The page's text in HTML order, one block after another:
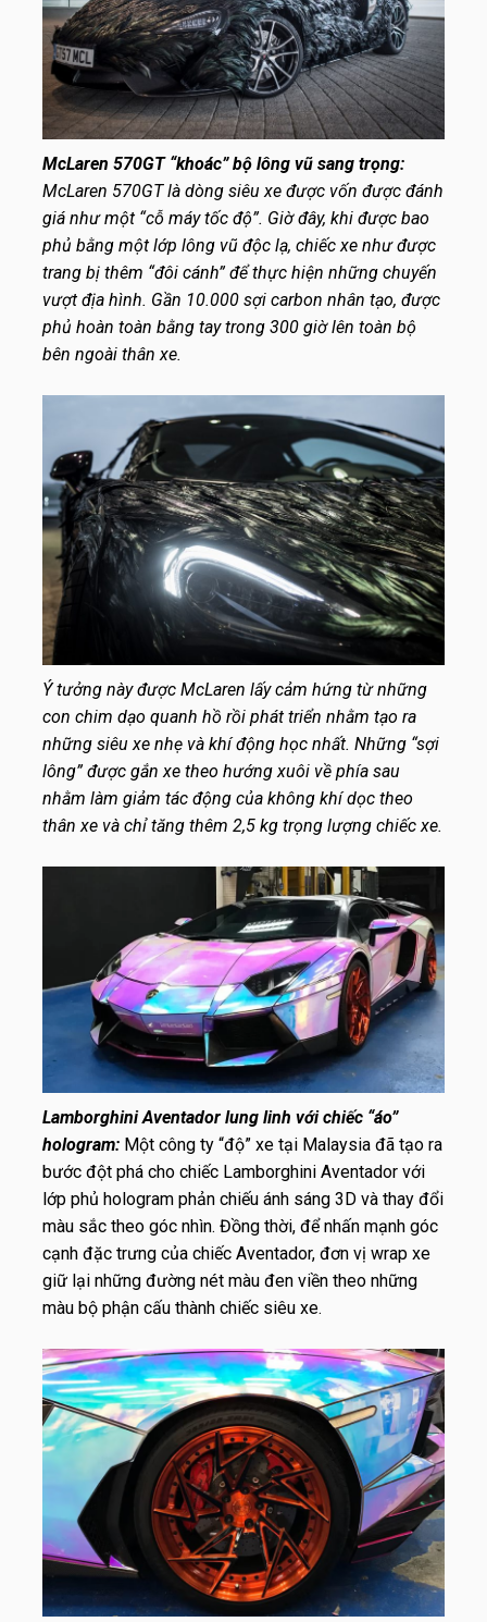
McLaren 570GT “khoác” bộ lông vũ sang trọng:
McLaren 570GT là dòng siêu xe được vốn được đánh
giá như một “cỗ máy tốc độ”. Giờ đây, khi được bao
phủ bằng một lớp lông vũ độc lạ, chiếc xe như được
trang bị thêm “đôi cánh” để thực hiện những chuyến
vượt địa hình. Gần 10.000 sợi carbon nhân tạo, được
phủ hoàn toàn bằng tay trong 300 giờ lên toàn bộ
bên ngoài thân xe.
Ý tưởng này được McLaren lấy cảm hứng từ những
con chim dạo quanh hồ rồi phát triển nhằm tạo ra
những siêu xe nhẹ và khí động học nhất. Những “sợi
lông” được gắn xe theo hướng xuôi về phía sau
nhằm làm giảm tác động của không khí dọc theo
thân xe và chỉ tăng thêm 2,5 kg trọng lượng chiếc xe.
Lamborghini Aventador lung linh với chiếc “áo”
hologram: Một công ty “độ” xe tại Malaysia đã tạo ra
bước đột phá cho chiếc Lamborghini Aventador với
lớp phủ hologram phản chiếu ánh sáng 3D và thay đổi
màu sắc theo góc nhìn. Đồng thời, để nhấn mạnh góc
cạnh đặc trưng của chiếc Aventador, đơn vị wrap xe
giữ lại những đường nét màu đen viền theo những
màu bộ phận cấu thành chiếc siêu xe.